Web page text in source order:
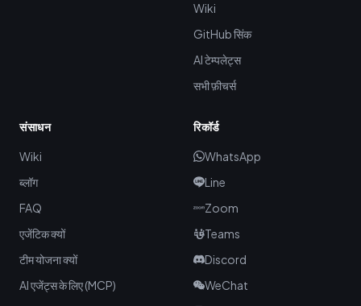
Wiki
GitHub सिंक
AI टेम्पलेट्स
सभी फ़ीचर्स
संसाधन
Wiki
ब्लॉग
FAQ
एजेंटिक क्यों
टीम योजना क्यों
AI एजेंट्स के लिए (MCP)
रिकॉर्ड
WhatsApp
Line
Zoom
Teams
Discord
WeChat